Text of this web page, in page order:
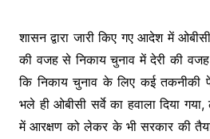
शासन द्वारा जारी किए गए आदेश में
की वजह से निकाय चुनाव में देरी की
कि निकाय चुनाव के लिए कई तकनीकी
भले ही ओबीसी सर्वे का हवाला दिया
में आरक्षण को लेकर के भी सरकार की